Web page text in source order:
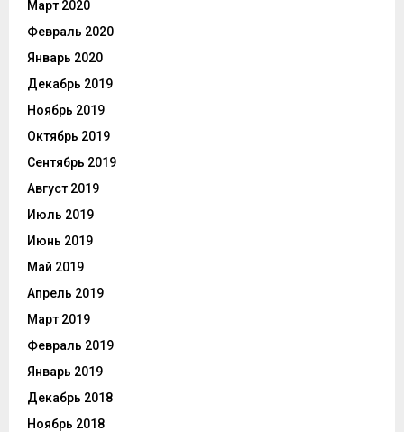
Март 2020
Февраль 2020
Январь 2020
Декабрь 2019
Ноябрь 2019
Октябрь 2019
Сентябрь 2019
Август 2019
Июль 2019
Июнь 2019
Май 2019
Апрель 2019
Март 2019
Февраль 2019
Январь 2019
Декабрь 2018
Ноябрь 2018